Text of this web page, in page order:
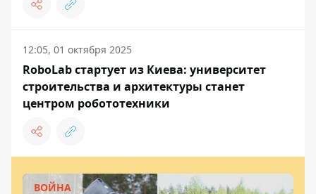
12:05, 01 октября 2025
RoboLab стартует из Киева: университет
строительства и архитектуры станет
центром робототехники
ВОЙНА